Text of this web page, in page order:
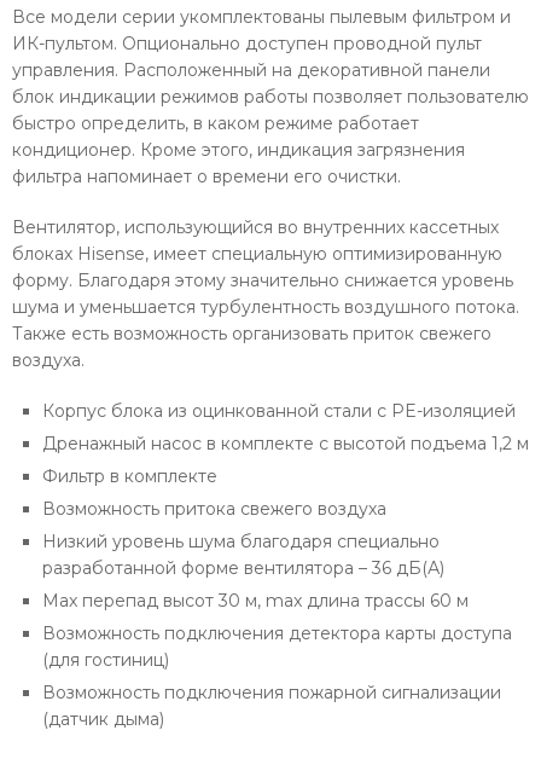
Все модели серии укомплектованы пылевым фильтром и
ИК-пультом. Опционально доступен проводной пульт
управления. Расположенный на декоративной панели
блок индикации режимов работы позволяет пользователю
быстро определить, в каком режиме работает
кондиционер. Кроме этого, индикация загрязнения
фильтра напоминает о времени его очистки.
Вентилятор, использующийся во внутренних кассетных
блоках Hisense, имеет специальную оптимизированную
форму. Благодаря этому значительно снижается уровень
шума и уменьшается турбулентность воздушного потока.
Также есть возможность организовать приток свежего
воздуха.
Корпус блока из оцинкованной стали с PE-изоляцией
Дренажный насос в комплекте с высотой подъема 1,2 м
Фильтр в комплекте
Возможность притока свежего воздуха
Низкий уровень шума благодаря специально
разработанной форме вентилятора – 36 дБ(А)
Max перепад высот 30 м, max длина трассы 60 м
Возможность подключения детектора карты доступа
(для гостиниц)
Возможность подключения пожарной сигнализации
(датчик дыма)